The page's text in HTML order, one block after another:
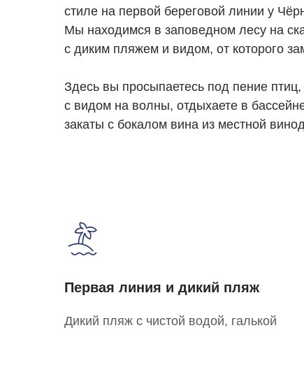
стиле на первой береговой линии у
Мы находимся в заповедном лесу на
с диким пляжем и видом, от которого
Здесь вы просыпаетесь под пение птиц,
с видом на волны, отдыхаете в
закаты с бокалом вина из местной
Первая линия и дикий пляж
Дикий пляж с чистой водой, галькой